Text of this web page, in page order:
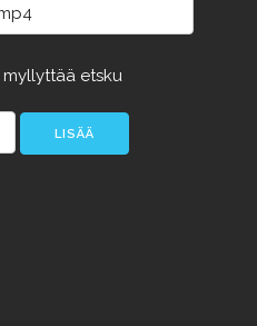
myllyttää etsku